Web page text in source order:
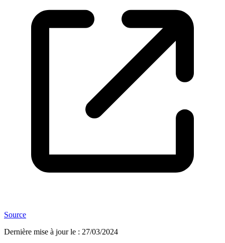
Source
Dernière mise à jour le : 27/03/2024